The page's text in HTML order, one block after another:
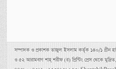
সম্পাদক ও প্রকাশক তাজুল ইসলাম কর্তৃক ১৪০/১ গ্রীন
ও ৫২ আরামবাগ শাহ্ শরীফ (র) প্রিন্টিং প্রেস থেকে